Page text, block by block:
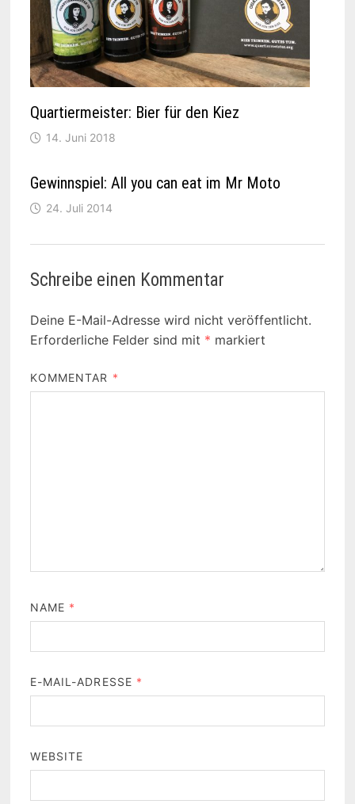
Quartiermeister: Bier für den Kiez
14. Juni 2018
Gewinnspiel: All you can eat im Mr Moto
24. Juli 2014
Schreibe einen Kommentar
Deine E-Mail-Adresse wird nicht veröffentlicht.
Erforderliche Felder sind mit * markiert
KOMMENTAR *
NAME *
E-MAIL-ADRESSE *
WEBSITE